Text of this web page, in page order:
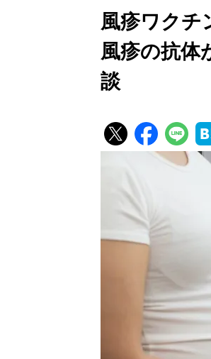
風疹ワクチ
風疹の抗体
談